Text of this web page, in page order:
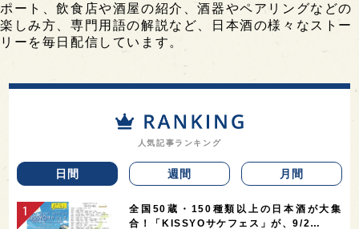
ポート、飲食店や酒屋の紹介、酒器やペアリングなどの
楽しみ方、専門用語の解説など、日本酒の様々なストー
リーを毎日配信しています。
人気記事ランキング
日間 週間 月間
全国50蔵・150種類以上の日本酒が大集
合！「KISSYOサケフェス」が、9/2…